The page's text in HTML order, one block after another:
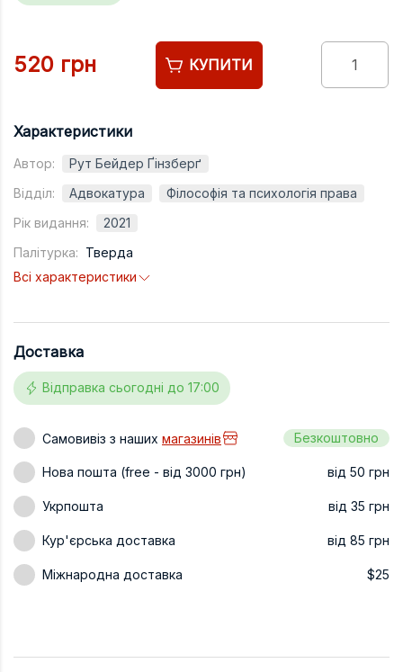
Право
Управління
Техніка та
520 грн КУПИТИ
Характеристики
Автор:
Рут Бейдер Ґінзберґ
Відділ:
Адвокатура
Філософія та психологія права
Рік видання:
2021
Палітурка: Тверда
Всі характеристики
Доставка
Відправка сьогодні до 17:00
Самовивіз з наших магазинів Безкоштовно
Нова пошта (free - від 3000 грн) від 50 грн
Укрпошта від 35 грн
Кур'єрська доставка від 85 грн
Міжнародна доставка $25